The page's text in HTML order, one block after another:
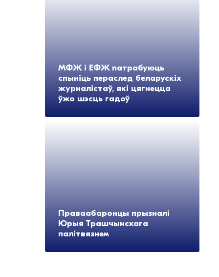
МФЖ і ЕФЖ патрабуюць
спыніць пераслед беларускіх
журналістаў, які цягнецца
ўжо шэсць гадоў
Праваабаронцы прызналі
Юрыя Трашчынскага
палітвязнем